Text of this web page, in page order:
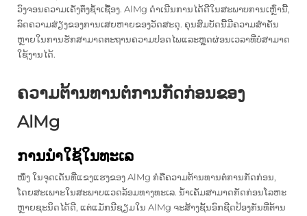
ວົງຈອນຄວາມເຄັ່ງຕຶງຊ້ຳເຊື້ອງ. AlMg ດຳເນີນການໄດ້ດີໃນສະພາບການເຫຼົ່ານີ້,
ລົດຄວາມສ່ຽງຂອງການເສຍຫາຍຂອງວັດສະດຸ. ຄຸນສົມບັດນີ້ມີຄວາມສຳຄັນ
ຫຼາຍໃນການຮັກສາມາດຕະຖານຄວາມປອດໄພແລະຫຼຸດຜ່ອນເວລາທີ່ບໍ່ສາມາດ
ໃຊ້ງານໄດ້.
ຄວາມຕ້ານທານຕໍ່ການກັດກ່ອນຂອງ
AlMg
ການນໍາໃຊ້ໃນທະເລ
ໜຶ່ງ ໃນຈຸດເດັ່ນທີ່ແຂງແຮງຂອງ AlMg ກໍຄືຄວາມຕ້ານທານຕໍ່ການກັດກ່ອນ,
ໂດຍສະເພາະໃນສະພາບແວດລ້ອມທາງທະເລ. ນ້ຳເຄັມສາມາດກັດກ່ອນໂລຫະ
ຫຼາຍຊະນິດໄດ້ດີ, ແຕ່ແມັກນີຊຽມໃນ AlMg ຈະສ້າງຊັ້ນອົກຊີດປ້ອງກັນທີ່ຕ້ານ